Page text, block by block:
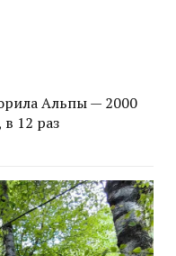
Альпы — 2000
12 раз